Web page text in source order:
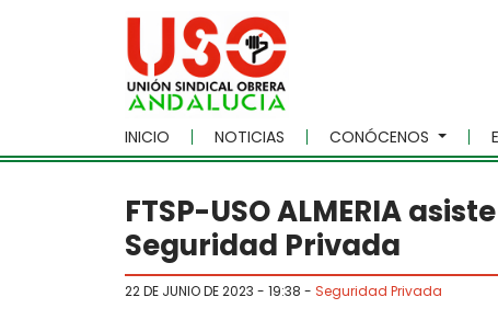
Skip to main content
INICIO NOTICIAS CONÓCENOS
FTSP-USO ALMERIA
Seguridad Privada
22 DE JUNIO DE 2023 - 19:38 - Seguridad Privada